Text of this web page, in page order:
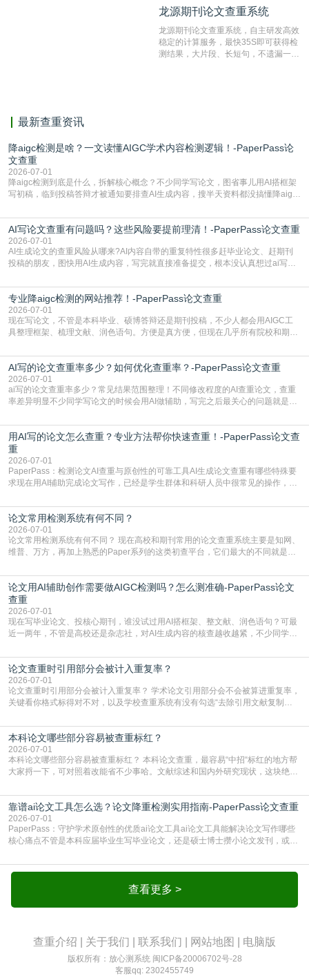
对，利用指纹索引快速而精准地在云检
有相似的片段，该项技术检测速度快、
准确率高，市场反映良好。
龙源期刊论文查重系统
龙源期刊论文查重系统，自主研发高效
稳定的计算服务，最快35S即可获得检
测结果，大片段、长短句，不遗漏一处
最新查重资讯
降aigc检测是啥？一文读懂AIGC学术内容检测逻辑！-PaperPass论
文查重
2026-07-01
降aigc检测到底是什么，拆解核心概念？不少同学写论文，图省事儿用AI搭框架
写初稿，临到投稿答辩才被通知要排查AI生成内容，搜半天资料都没搞懂降aigc
怕是已经入行的科研人员，不少人也搞不清降aigc检测是啥，对相关要求摸不
准。其实，降aigc检测是伴随AIGC工具在学术领域普及诞生的新需求，核心是为
了满足现在高校、期刊对AI生
AI写论文查重有问题吗？这些风险要提前理清！-PaperPass论文查重
2026-07-01
AI生成论文的查重风险从哪来?AI内容自带的重复特性很多赶毕业论文、赶期刊
投稿的朋友，图快用AI生成内容，写完就直接准备提交，根本没认真想过ai写论
自带不可忽视的查重风险。AI训练依赖海量公开的文本数据，生成内容本质是基
于训练数据的概率拼接，不是从零开始的原创创作。生成过程中，很容易复用已
有的高频公共表述，甚至直接拼接已经公开
专业降aigc检测的网站推荐！-PaperPass论文查重
2026-07-01
现在写论文，不管是本科毕业、硕博答辩还是期刊投稿，不少人都会用AIGC工
具整理框架、梳理文献、润色语句。方便是真方便，但现在几乎所有院校和期刊
五遍还是过不了预检测的大有人在，这时候，找到靠谱的降AIGC检测率的网
站，就能少走好多弯路。PaperPass：守护学术原创性的智能伙伴AIGC生成内
容的学术合规痛点去年帮一个本科师弟改
AI写的论文查重率多少？如何优化查重率？-PaperPass论文查重
2026-07-01
ai写的论文查重率多少？常见结果范围整理！不同修改程度的AI查重论文，查重
率差异明显不少同学写论文的时候会用AI做辅助，写完之后最关心的问题就是ai
实际情况和大家想的不太一样。AI训练依赖海量公开学术文献、网络内容，生成
内容本质是按照语义概率拼接已有内容，很容易和已发布的作品撞重复，甚至会
直接引用整段已有内容，所以查重率偏高是
用AI写的论文怎么查重？专业方法帮你快速查重！-PaperPass论文查
重
2026-07-01
PaperPass：检测论文AI查重与原创性的可靠工具AI生成论文查重有哪些特殊要
求现在用AI辅助完成论文写作，已经是学生群体和科研人员中很常见的操作，不
但很多人忽略了，AI生成的内容天生带有重复风险——训练AI的数据集本身就包
含大量已公开的学术内容、网络原创内容，AI输出内容时很容易无意识拼接出重
复片
论文常用检测系统有何不同？
2026-07-01
论文常用检测系统有何不同？ 现在高校和期刊常用的论文查重系统主要是知网、
维普、万方，再加上熟悉的Paper系列的这类初查平台，它们最大的不同就是数
查数值误导。知网（CNKI）是学校定稿检测的绝对主流。本科用PMLC，含大学
生联合比对库，能比历届学长论文，硕博用VIP/TMLC，含学术论文联合比对
库，期刊投稿用AMLMC/SML
论文用AI辅助创作需要做AIGC检测吗？怎么测准确-PaperPass论文
查重
2026-07-01
现在写毕业论文、投核心期刊，谁没试过用AI搭框架、整文献、润色语句？可最
近一两年，不管是高校还是杂志社，对AI生成内容的核查越收越紧，不少同学投
真的太亏。提前做AIGC检测，已经成了很多过来人交稿前必做的一步。为什么
AIGC检测成了论文答辩投稿前的必备项？可能还有不少人觉得，我就用AI搭了个
框架，内容都是自己写的，至于做AIG
论文查重时引用部分会被计入重复率？
2026-07-01
论文查重时引用部分会被计入重复率？ 学术论文引用部分会不会被算进重复率，
关键看你格式标得对不对，以及学校查重系统有没有勾选“去除引用文献复制
独占一行，每条文献用[1][2]方括号编号、与正文一一对应，著录项符合GB/T
7714（作者、题名、刊名、年、卷期、页码齐全，标点用半角）；查重系统识别
成功后通常把这段标为引用，
本科论文哪些部分容易被查重标红？
2026-07-01
本科论文哪些部分容易被查重标红？ 本科论文查重，最容易“中招“标红的地方帮
大家捋一下，可对照着改能省不少事哈。文献综述和国内外研究现状，这块绝对
乎一模一样的话，你要是直接复制百度百科、教材或别人写好的综述段落，系统
一抓一个准，整段飘红。研究背景、意义和方法描述也是不可避免，比如“本文采
用问卷调查法““运用SPSS软件进行数据分
靠谱ai论文工具怎么选？论文降重检测实用指南-PaperPass论文查重
2026-07-01
PaperPass：守护学术原创性的优质ai论文工具ai论文工具能解决论文写作哪些
核心痛点不管是本科应届毕业生写毕业论文，还是硕士博士攒小论文发刊，或是
自己逐句读逐句改，熬好几个大夜不说，还经常改不到点上，交上去才发现重复
率超标，再返工太折腾。现在有了成熟的ai论文工具，这些痛点基本都能高效解
决。靠谱的ai论文工具，不止能帮你梳查看更多 >
查重介绍 关于我们 联系我们 网站地图 电脑版
版权所有：放心测系统 闽ICP备20006702号-28
客服qq: 2302455749